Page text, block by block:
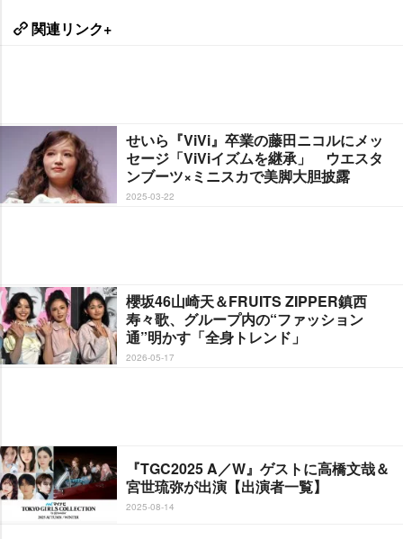
関連リンク+
せいら『ViVi』卒業の藤田ニコルにメッ
セージ「ViViイズムを継承」 ウエスタ
ンブーツ×ミニスカで美脚大胆披露
2025-03-22
櫻坂46山崎天＆FRUITS ZIPPER鎮西
寿々歌、グループ内の“ファッション
通”明かす「全身トレンド」
2026-05-17
『TGC2025 A／W』ゲストに高橋文哉＆
宮世琉弥が出演【出演者一覧】
2025-08-14